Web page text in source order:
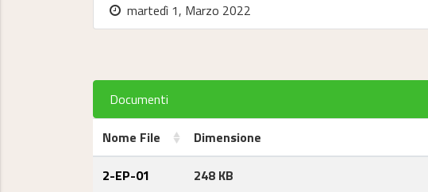
martedì 1, Marzo 2022
Documenti
Nome File
Dimensione
2-EP-01
248 KB